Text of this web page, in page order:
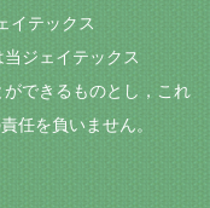
イテックス
当ジェイテックス
ができるものとし，これ
任を負いません。